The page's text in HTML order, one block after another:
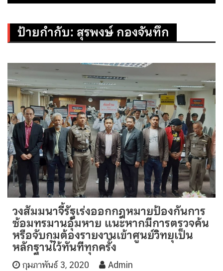
ป้ายกำกับ: สุรพงษ์ กองจันทึก
วงสัมมนาจี้รัฐเร่งออกกฎหมายป้องกันการ
ซ้อมทรมานอุ้มหาย แนะหากมีการตรวจค้น
หรือจับกุมต้องรายงานเข้าศูนย์วิทยุเป็น
หลักฐานไว้ทันทีทุกครั้ง
กุมภาพันธ์ 3, 2020 Admin